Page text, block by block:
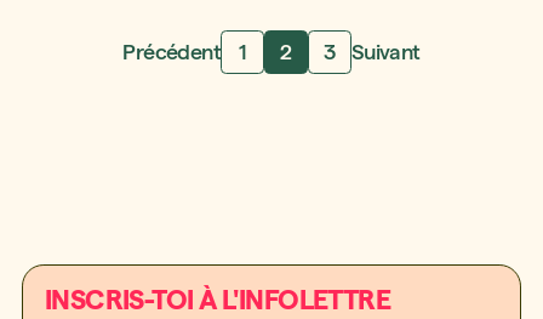
Précédent 1 2 3 Suivant
INSCRIS-TOI À L'INFOLETTRE